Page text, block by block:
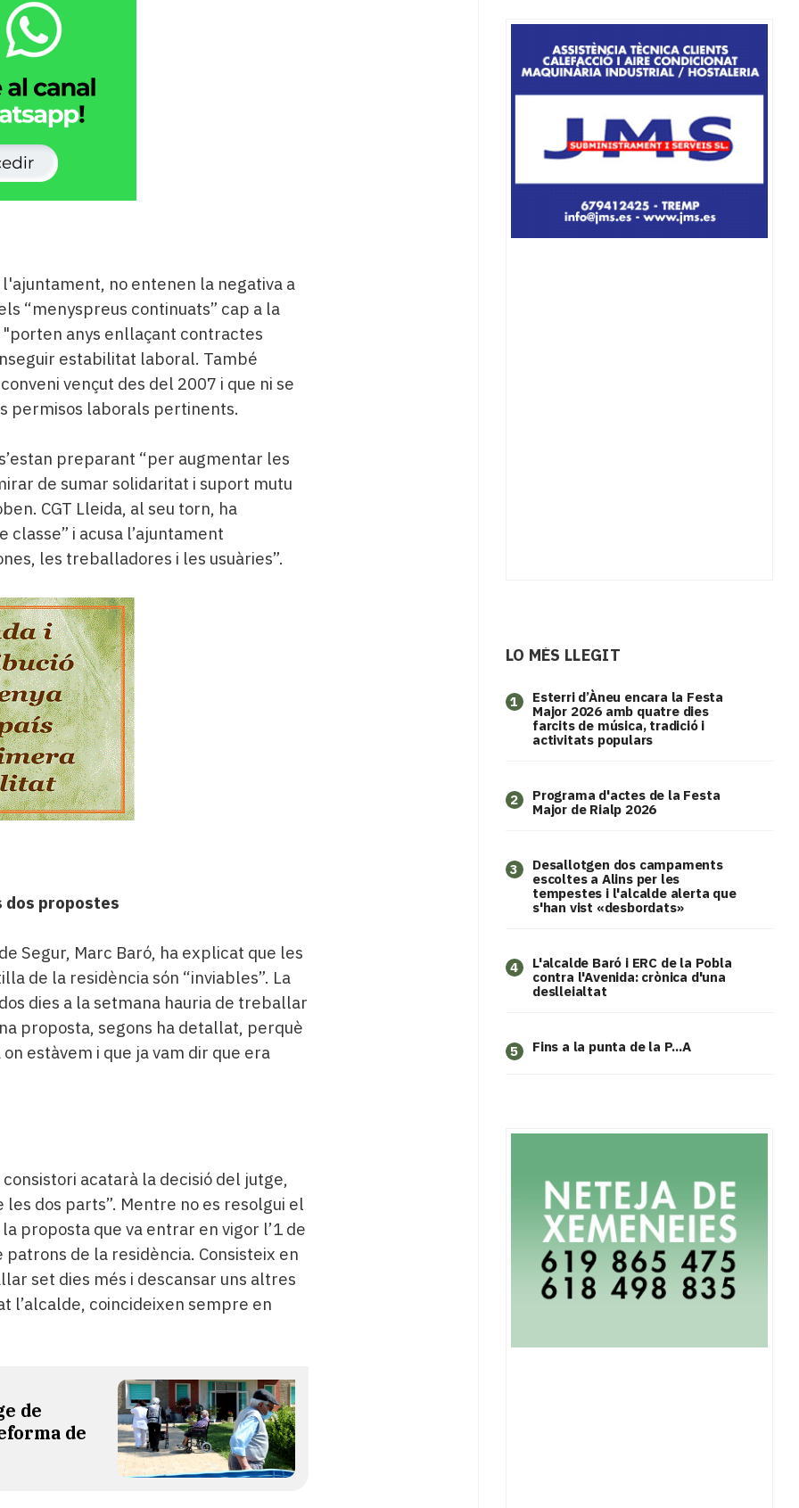
no entenen la negativa a
“menyspreus continuats” cap a la
anys enllaçant contractes
estabilitat laboral. També
vençut des del 2007 i que ni se
permisos laborals pertinents.
preparant “per augmentar les
de sumar solidaritat i suport mutu
CGT Lleida, al seu torn, ha
i acusa l’ajuntament
les treballadores i les usuàries”.
dos propostes
Segur, Marc Baró, ha explicat que les
de la residència són “inviables”. La
dies a la setmana hauria de treballar
proposta, segons ha detallat, perquè
estàvem i que ja vam dir que era
acatarà la decisió del jutge,
dos parts”. Mentre no es resolgui el
proposta que va entrar en vigor l’1 de
de la residència. Consisteix en
set dies més i descansar uns altres
l’alcalde, coincideixen sempre en
de
de
LO MÉS LLEGIT
1
Esterri d’Àneu encara la Festa
Major 2026 amb quatre dies
farcits de música, tradició i
activitats populars
2
Programa d'actes de la Festa
Major de Rialp 2026
3
​Desallotgen dos campaments
escoltes a Alins per les
tempestes i l'alcalde alerta que
s'han vist «desbordats»
4
L'alcalde Baró i ERC de la Pobla
contra l'Avenida: crònica d'una
deslleialtat
5 Fins a la punta de la P...A